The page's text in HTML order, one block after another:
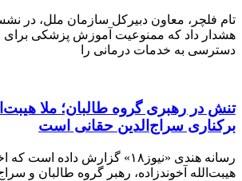
معاون دبیرکل سازمان ملل، در نشست
داد که ممنوعیت آموزش پزشکی برای زنان در
به خدمات درمانی را
رهبری گروه طالبان؛ ملا هیبت‌الله به
سراج‌الدین حقانی است
رسانه هندی «نیوز۱۸» گزارش داده است که
آخوندزاده، رهبر گروه طالبان و سراج‌الدین